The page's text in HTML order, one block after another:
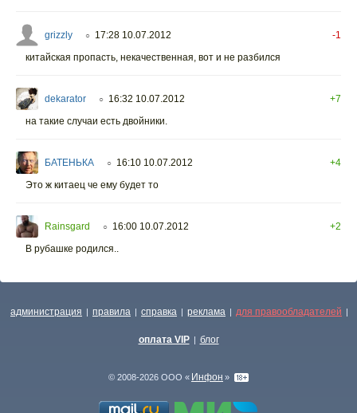
grizzly ○ 17:28 10.07.2012
-1
китайская пропасть, некачественная, вот и не разбился
dekarator ○ 16:32 10.07.2012
+7
на такие случаи есть двойники.
БАТЕНЬКА ○ 16:10 10.07.2012
+4
Это ж китаец че ему будет то
Rainsgard ○ 16:00 10.07.2012
+2
В рубашке родился..
администрация | правила | справка | реклама | для правообладателей |
оплата VIP | блог
© 2008-2026 ООО « Инфон »